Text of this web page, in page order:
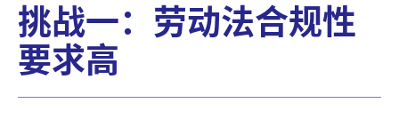
挑战一：劳动法合规性
要求高